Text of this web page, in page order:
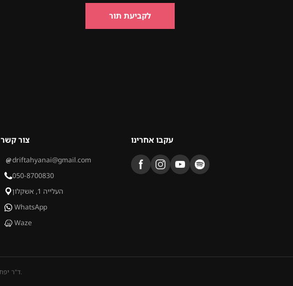
לקביעת תור
צור קשר
driftahyanai@gmail.com
050-8700830
העלייה 1, אשקלון
WhatsApp
Waze
עקבו אחרינו
© 2026 ד"ר יפתח ינאי. כל הזכויות שמורות.